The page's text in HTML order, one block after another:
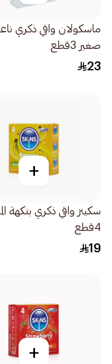
ماسكولان واقي ذكري
صغير 3قطع
23
+
سكينز واقي ذكري بنكهة
4قطع
19
+